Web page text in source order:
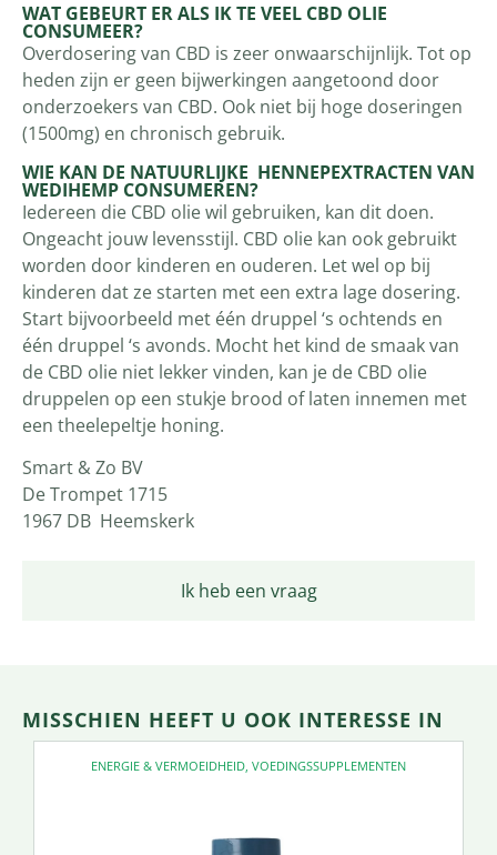
Ik heb een vraag
WAT GEBEURT ER ALS IK TE VEEL CBD OLIE
CONSUMEER?
Overdosering van CBD is zeer onwaarschijnlijk. Tot op
heden zijn er geen bijwerkingen aangetoond door
onderzoekers van CBD. Ook niet bij hoge doseringen
(1500mg) en chronisch gebruik.
WIE KAN DE NATUURLIJKE HENNEPEXTRACTEN VAN
WEDIHEMP CONSUMEREN?
Iedereen die CBD olie wil gebruiken, kan dit doen.
Ongeacht jouw levensstijl. CBD olie kan ook gebruikt
worden door kinderen en ouderen. Let wel op bij
kinderen dat ze starten met een extra lage dosering.
Start bijvoorbeeld met één druppel ‘s ochtends en
één druppel ‘s avonds. Mocht het kind de smaak van
de CBD olie niet lekker vinden, kan je de CBD olie
druppelen op een stukje brood of laten innemen met
een theelepeltje honing.
Smart & Zo BV
De Trompet 1715
1967 DB Heemskerk
MISSCHIEN HEEFT U OOK INTERESSE IN
ENERGIE & VERMOEIDHEID, VOEDINGSSUPPLEMENTEN